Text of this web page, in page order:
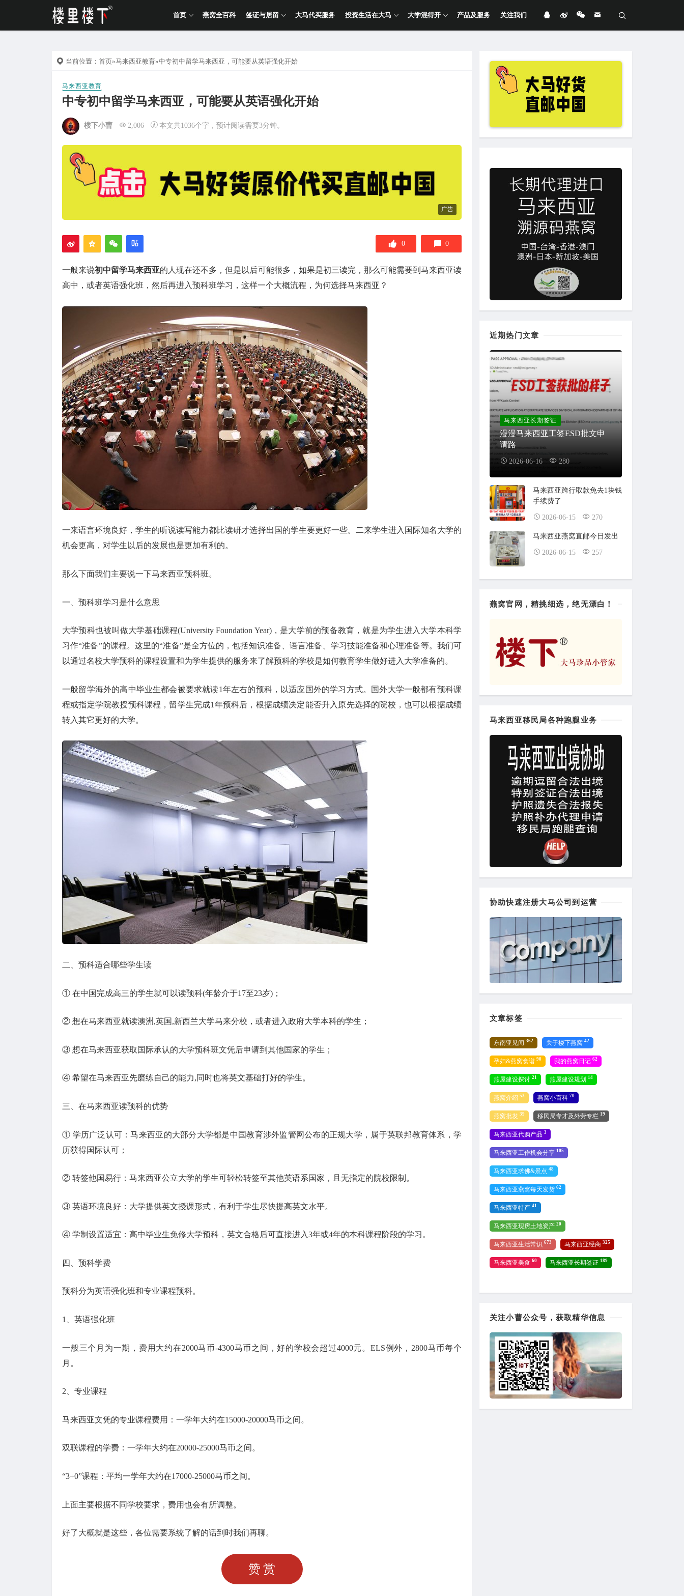
首页 燕窝全百科 签证与居留 大马代买服务 投资生活在大马 大学混得开 产品及服务 关注我们
当前位置： 首页»马来西亚教育»中专初中留学马来西亚，可能要从英语强化开始
马来西亚教育
中专初中留学马来西亚，可能要从英语强化开始
楼下小曹 2,006 本文共1036个字，预计阅读需要3分钟。
广告
0 0
一般来说初中留学马来西亚的人现在还不多，但是以后可能很多，如果是初三读完，那么可能需要到马来西亚读
高中，或者英语强化班，然后再进入预科班学习，这样一个大概流程，为何选择马来西亚？
一来语言环境良好，学生的听说读写能力都比读研才选择出国的学生要更好一些。二来学生进入国际知名大学的
机会更高，对学生以后的发展也是更加有利的。
那么下面我们主要说一下马来西亚预科班。
一、预科班学习是什么意思
大学预科也被叫做大学基础课程(University Foundation Year)，是大学前的预备教育，就是为学生进入大学本科学
习作“准备”的课程。这里的“准备”是全方位的，包括知识准备、语言准备、学习技能准备和心理准备等。我们可
以通过名校大学预科的课程设置和为学生提供的服务来了解预科的学校是如何教育学生做好进入大学准备的。
一般留学海外的高中毕业生都会被要求就读1年左右的预科，以适应国外的学习方式。国外大学一般都有预科课
程或指定学院教授预科课程，留学生完成1年预科后，根据成绩决定能否升入原先选择的院校，也可以根据成绩
转入其它更好的大学。
二、预科适合哪些学生读
① 在中国完成高三的学生就可以读预科(年龄介于17至23岁)；
② 想在马来西亚就读澳洲,英国,新西兰大学马来分校，或者进入政府大学本科的学生；
③ 想在马来西亚获取国际承认的大学预科班文凭后申请到其他国家的学生；
④ 希望在马来西亚先磨练自己的能力,同时也将英文基础打好的学生。
三、在马来西亚读预科的优势
① 学历广泛认可：马来西亚的大部分大学都是中国教育涉外监管网公布的正规大学，属于英联邦教育体系，学
历获得国际认可；
② 转签他国易行：马来西亚公立大学的学生可轻松转签至其他英语系国家，且无指定的院校限制。
③ 英语环境良好：大学提供英文授课形式，有利于学生尽快提高英文水平。
④ 学制设置适宜：高中毕业生免修大学预科，英文合格后可直接进入3年或4年的本科课程阶段的学习。
四、预科学费
预科分为英语强化班和专业课程预科。
1、英语强化班
一般三个月为一期，费用大约在2000马币-4300马币之间，好的学校会超过4000元。ELS例外，2800马币每个
月。
2、专业课程
马来西亚文凭的专业课程费用：一学年大约在15000-20000马币之间。
双联课程的学费：一学年大约在20000-25000马币之间。
“3+0”课程：平均一学年大约在17000-25000马币之间。
上面主要根据不同学校要求，费用也会有所调整。
好了大概就是这些，各位需要系统了解的话到时我们再聊。
赞赏
近期热门文章
马来西亚长期签证
漫漫马来西亚工签ESD批文申
请路
2026-06-16 280
马来西亚跨行取款免去1块钱
手续费了
2026-06-15 270
马来西亚燕窝直邮今日发出
2026-06-15 257
燕窝官网，精挑细选，绝无漂白！
马来西亚移民局各种跑腿业务
协助快速注册大马公司到运营
文章标签
东南亚见闻 362 关于楼下燕窝 42
孕妇&燕窝食谱 90 我的燕窝日记 62
燕屋建设探讨 21 燕屋建设规划 14
燕窝介绍 53 燕窝小百科 70
燕窝批发 39 移民局专才及外劳专栏 19
马来西亚代购产品 3
马来西亚工作机会分享 105
马来西亚求佛&景点 48
马来西亚燕窝每天发货 62
马来西亚特产 41
马来西亚现房土地资产 20
马来西亚生活常识 673 马来西亚经商 325
马来西亚美食 60 马来西亚长期签证 189
关注小曹公众号，获取精华信息